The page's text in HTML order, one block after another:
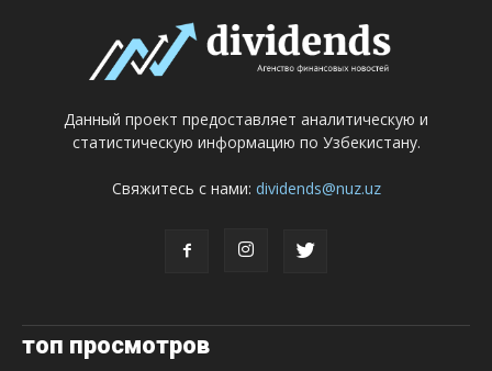
Данный проект предоставляет аналитическую и
статистическую информацию по Узбекистану.
Свяжитесь с нами: dividends@nuz.uz
топ просмотров